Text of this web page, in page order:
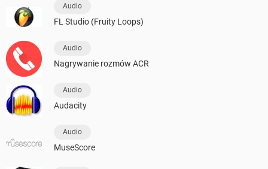
Audio
FL Studio (Fruity Loops)
Audio
Nagrywanie rozmów ACR
Audio
Audacity
Audio
MuseScore